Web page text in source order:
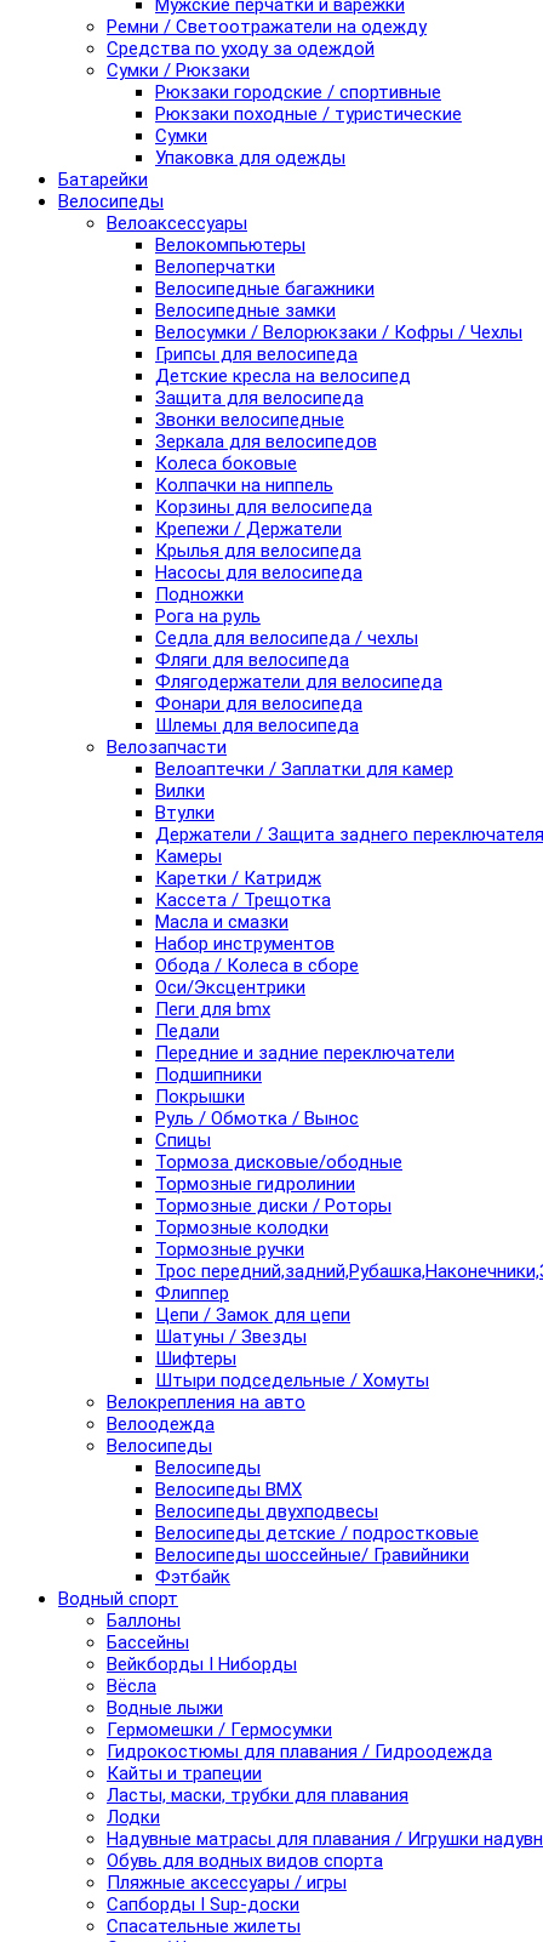
Мужские перчатки и варежки
Ремни / Светоотражатели на одежду
Средства по уходу за одеждой
Сумки / Рюкзаки
Рюкзаки городские / спортивные
Рюкзаки походные / туристические
Сумки
Упаковка для одежды
Батарейки
Велосипеды
Велоаксессуары
Велокомпьютеры
Велоперчатки
Велосипедные багажники
Велосипедные замки
Велосумки / Велорюкзаки / Кофры / Чехлы
Грипсы для велосипеда
Детские кресла на велосипед
Защита для велосипеда
Звонки велосипедные
Зеркала для велосипедов
Колеса боковые
Колпачки на ниппель
Корзины для велосипеда
Крепежи / Держатели
Крылья для велосипеда
Насосы для велосипеда
Подножки
Рога на руль
Седла для велосипеда / чехлы
Фляги для велосипеда
Флягодержатели для велосипеда
Фонари для велосипеда
Шлемы для велосипеда
Велозапчасти
Велоаптечки / Заплатки для камер
Вилки
Втулки
Держатели / Защита заднего переключателя
Камеры
Каретки / Катридж
Кассета / Трещотка
Масла и смазки
Набор инструментов
Обода / Колеса в сборе
Оси/Эксцентрики
Пеги для bmx
Педали
Передние и задние переключатели
Подшипники
Покрышки
Руль / Обмотка / Вынос
Спицы
Тормоза дисковые/ободные
Тормозные гидролинии
Тормозные диски / Роторы
Тормозные колодки
Тормозные ручки
Трос
Флиппер
Цепи / Замок для цепи
Шатуны / Звезды
Шифтеры
Штыри подседельные / Хомуты
Велокрепления на авто
Велоодежда
Велосипеды
Велосипеды
Велосипеды BMX
Велосипеды двухподвесы
Велосипеды детские / подростковые
Велосипеды шоссейные/ Гравийники
Фэтбайк
Водный спорт
Баллоны
Бассейны
Вейкборды I Ниборды
Вёсла
Водные лыжи
Гермомешки / Гермосумки
Гидрокостюмы для плавания / Гидроодежда
Кайты и трапеции
Ласты, маски, трубки для плавания
Лодки
Надувные матрасы для плавания / Игрушки
Обувь для водных видов спорта
Пляжные аксессуары / игры
Сапборды I Sup-доски
Спасательные жилеты